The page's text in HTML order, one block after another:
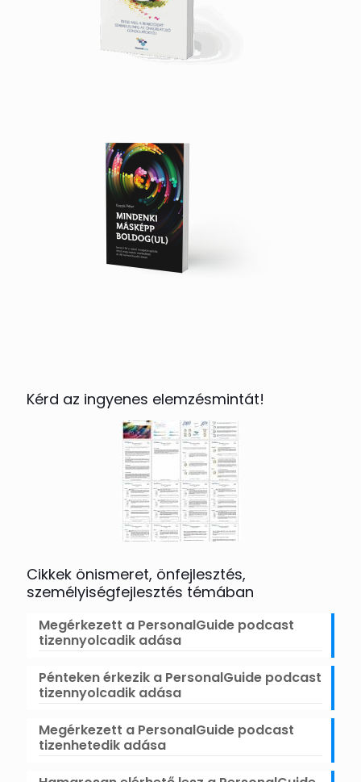
Kérd az ingyenes elemzésmintát!
Cikkek önismeret, önfejlesztés,
személyiségfejlesztés témában
Megérkezett a PersonalGuide podcast
tizennyolcadik adása
Pénteken érkezik a PersonalGuide podcast
tizennyolcadik adása
Megérkezett a PersonalGuide podcast
tizenhetedik adása